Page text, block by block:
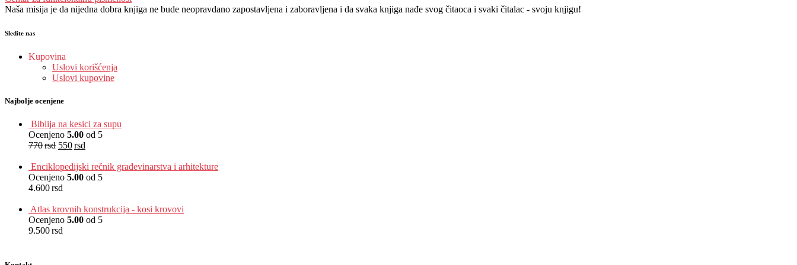
Naša misija je da nijedna dobra knjiga ne bude neopravdano zapostavljena i zaboravljena i da svaka knjiga nađe svog čitaoca i svaki čitalac - svoju knjigu!
Sledite nas
Kupovina
Uslovi korišćenja
Uslovi kupovine
Najbolje ocenjene
Biblija na kesici za supu
Ocenjeno 5.00 od 5
770rsd 550rsd
Enciklopedijski rečnik građevinarstva i arhitekture
Ocenjeno 5.00 od 5
4.600rsd
Atlas krovnih konstrukcija - kosi krovovi
Ocenjeno 5.00 od 5
9.500rsd